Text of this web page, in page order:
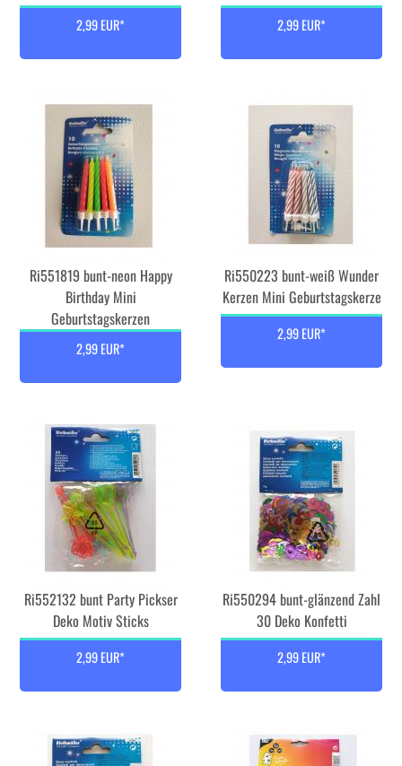
2,99 EUR* 2,99 EUR*
Ri551819 bunt-neon Happy
Birthday Mini
Geburtstagskerzen
2,99 EUR*
Ri550223 bunt-weiß Wunder
Kerzen Mini Geburtstagskerze
2,99 EUR*
Ri552132 bunt Party Pickser
Deko Motiv Sticks
2,99 EUR*
Ri550294 bunt-glänzend Zahl
30 Deko Konfetti
2,99 EUR*